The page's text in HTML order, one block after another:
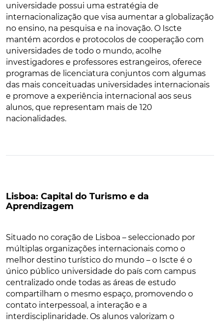
universidade possui uma estratégia de
internacionalização que visa aumentar a globalização
no ensino, na pesquisa e na inovação. O Iscte
mantém acordos e protocolos de cooperação com
universidades de todo o mundo, acolhe
investigadores e professores estrangeiros, oferece
programas de licenciatura conjuntos com algumas
das mais conceituadas universidades internacionais
e promove a experiência internacional aos seus
alunos, que representam mais de 120
nacionalidades.
Lisboa: Capital do Turismo e da
Aprendizagem
Situado no coração de Lisboa – seleccionado por
múltiplas organizações internacionais como o
melhor destino turístico do mundo – o Iscte é o
único público universidade do país com campus
centralizado onde todas as áreas de estudo
compartilham o mesmo espaço, promovendo o
contato interpessoal, a interação e a
interdisciplinaridade. Os alunos valorizam o